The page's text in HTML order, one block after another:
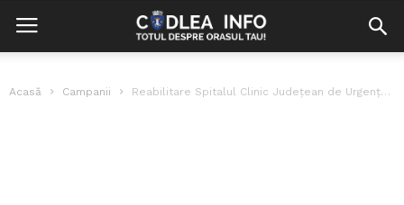
Acasă Campanii Reabilitare Spitalul Clinic Județean de Urgență Brașov